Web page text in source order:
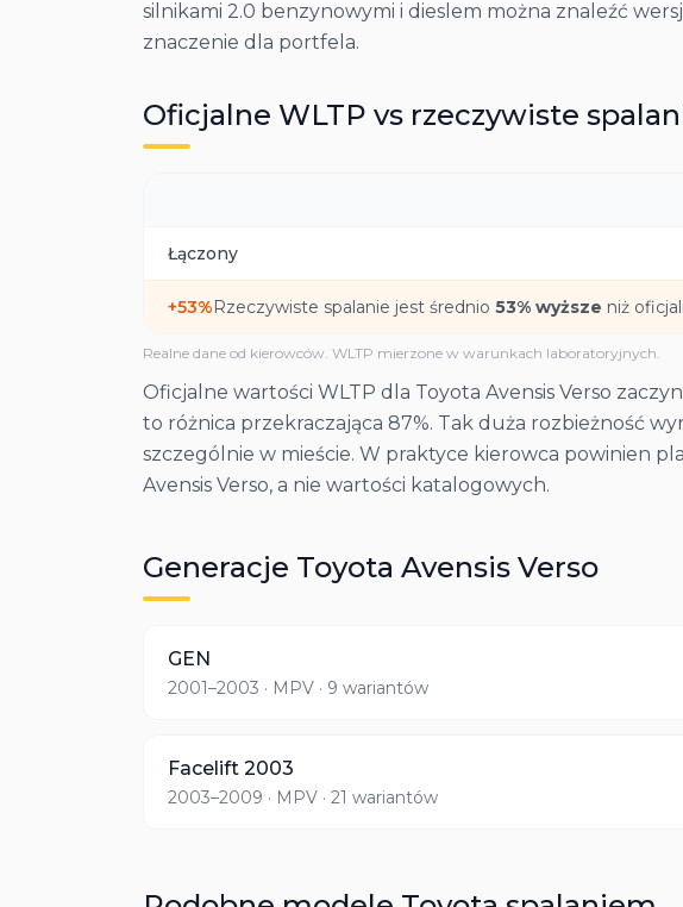
silnikami 2.0 benzynowymi i dieslem można znaleźć
znaczenie dla portfela.
Oficjalne WLTP vs rzeczywiste
Łączony
+53%Rzeczywiste spalanie jest średnio 53% wyższe niż
Realne dane od kierowców. WLTP mierzone w warunkach laboratoryjnych.
Oficjalne wartości WLTP dla Toyota Avensis Verso
to różnica przekraczająca 87%. Tak duża rozbieżność
szczególnie w mieście. W praktyce kierowca powinien
Avensis Verso, a nie wartości katalogowych.
Generacje Toyota Avensis Verso
GEN
2001–2003 · MPV · 9 wariantów
Facelift 2003
2003–2009 · MPV · 21 wariantów